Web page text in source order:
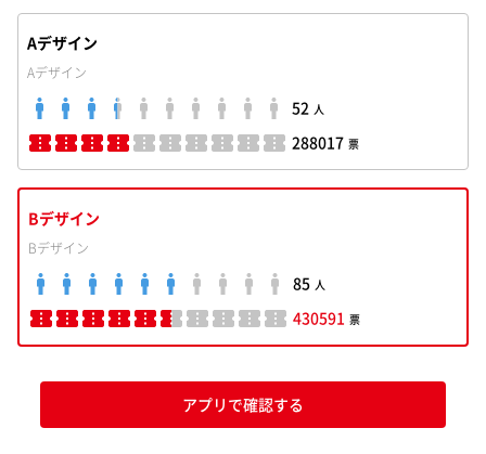
Aデザイン
Aデザイン
52 人
288017 票
Bデザイン
Bデザイン
85 人
430591 票
アプリで確認する